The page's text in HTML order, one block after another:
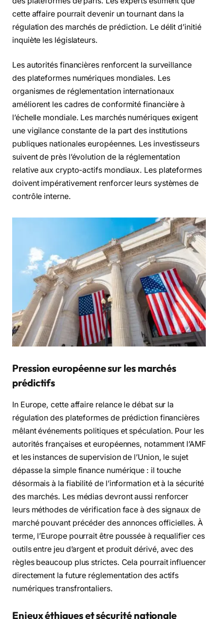
cette affaire pourrait devenir un tournant dans la
régulation des marchés de prédiction. Le délit d’initié
inquiète les législateurs.
Les autorités financières renforcent la surveillance
des plateformes numériques mondiales. Les
organismes de réglementation internationaux
améliorent les cadres de conformité financière à
l’échelle mondiale. Les marchés numériques exigent
une vigilance constante de la part des institutions
publiques nationales européennes. Les investisseurs
suivent de près l’évolution de la réglementation
relative aux crypto-actifs mondiaux. Les plateformes
doivent impérativement renforcer leurs systèmes de
contrôle interne.
Pression européenne sur les marchés
prédictifs
In Europe, cette affaire relance le débat sur la
régulation des plateformes de prédiction financières
mêlant événements politiques et spéculation. Pour les
autorités françaises et européennes, notamment l’AMF
et les instances de supervision de l’Union, le sujet
dépasse la simple finance numérique : il touche
désormais à la fiabilité de l’information et à la sécurité
des marchés. Les médias devront aussi renforcer
leurs méthodes de vérification face à des signaux de
marché pouvant précéder des annonces officielles. À
terme, l’Europe pourrait être poussée à requalifier ces
outils entre jeu d’argent et produit dérivé, avec des
règles beaucoup plus strictes. Cela pourrait influencer
directement la future réglementation des actifs
numériques transfrontaliers.
Enjeux éthiques et sécurité nationale